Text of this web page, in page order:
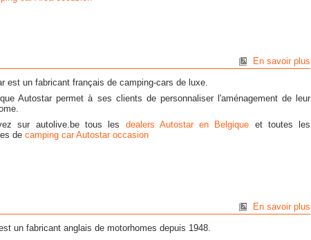
En savoir plus
est un fabricant français de camping-cars de luxe.
Autostar permet à ses clients de personnaliser l'aménagement de leur
sur autolive.be tous les dealers Autostar en Belgique et toutes les
de camping car Autostar occasion
En savoir plus
un fabricant anglais de motorhomes depuis 1948.